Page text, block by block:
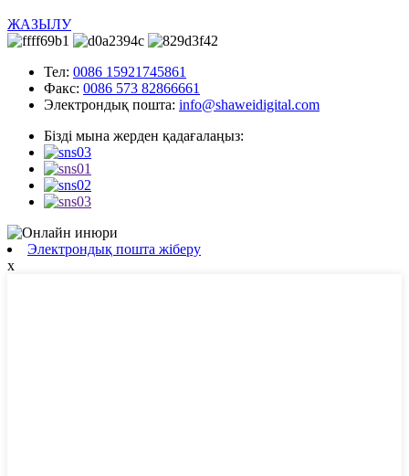
ЖАЗЫЛУ
Тел: 0086 15921745861
Факс: 0086 573 82866661
Электрондық пошта: info@shaweidigital.com
Бізді мына жерден қадағалаңыз:
Электрондық пошта жіберу
x